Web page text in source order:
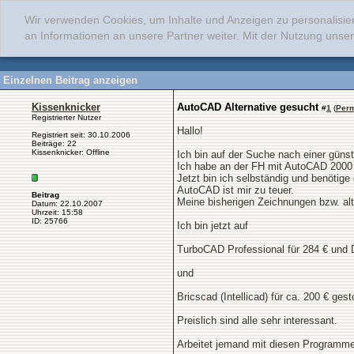
Wir verwenden Cookies, um Inhalte und Anzeigen zu
an Informationen an unsere Partner weiter. Mit der Nutzung
Einzelnen Beitrag anzeigen
Kissenknicker
Registrierter Nutzer
Registriert seit: 30.10.2006
Beiträge: 22
Kissenknicker: Offline
Beitrag
Datum: 22.10.2007
Uhrzeit: 15:58
ID: 25766
AutoCAD Alternative gesucht #1 (
Hallo!
Ich bin auf der Suche nach einer
Ich habe an der FH mit AutoCAD
Jetzt bin ich selbständig und benötige
AutoCAD ist mir zu teuer.
Meine bisherigen Zeichnungen bzw.
Ich bin jetzt auf
TurboCAD Professional für 284 € und
und
Bricscad (Intellicad) für ca. 200 €
Preislich sind alle sehr interessant.
Arbeitet jemand mit diesen